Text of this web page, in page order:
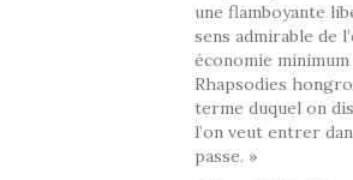
une flamboyante
sens admirable de
économie
Rhapsodies
terme duquel on
l’on veut entrer
passe. »